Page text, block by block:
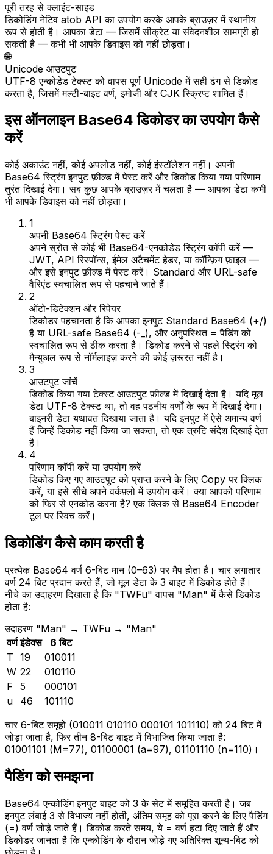
पूरी तरह से क्लाइंट-साइड
डिकोडिंग नेटिव atob API का उपयोग करके आपके ब्राउज़र में स्थानीय
रूप से होती है। आपका डेटा — जिसमें सीक्रेट या संवेदनशील सामग्री हो
सकती है — कभी भी आपके डिवाइस को नहीं छोड़ता।
🌐
Unicode आउटपुट
UTF-8 एन्कोडेड टेक्स्ट को वापस पूर्ण Unicode में सही ढंग से डिकोड
करता है, जिसमें मल्टी-बाइट वर्ण, इमोजी और CJK स्क्रिप्ट शामिल हैं।
इस ऑनलाइन Base64 डिकोडर का उपयोग कैसे
करें
कोई अकाउंट नहीं, कोई अपलोड नहीं, कोई इंस्टॉलेशन नहीं। अपनी
Base64 स्ट्रिंग इनपुट फ़ील्ड में पेस्ट करें और डिकोड किया गया परिणाम
तुरंत दिखाई देगा। सब कुछ आपके ब्राउज़र में चलता है — आपका डेटा कभी
भी आपके डिवाइस को नहीं छोड़ता।
1
अपनी Base64 स्ट्रिंग पेस्ट करें
अपने स्रोत से कोई भी Base64-एनकोडेड स्ट्रिंग कॉपी करें —
JWT, API रिस्पॉन्स, ईमेल अटैचमेंट हेडर, या कॉन्फ़िग फ़ाइल —
और इसे इनपुट फ़ील्ड में पेस्ट करें। Standard और URL-safe
वैरिएंट स्वचालित रूप से पहचाने जाते हैं।
2
ऑटो-डिटेक्शन और रिपेयर
डिकोडर पहचानता है कि आपका इनपुट Standard Base64 (+/)
है या URL-safe Base64 (-_), और अनुपस्थित = पैडिंग को
स्वचालित रूप से ठीक करता है। डिकोड करने से पहले स्ट्रिंग को
मैन्युअल रूप से नॉर्मलाइज़ करने की कोई ज़रूरत नहीं है।
3
आउटपुट जांचें
डिकोड किया गया टेक्स्ट आउटपुट फ़ील्ड में दिखाई देता है। यदि मूल
डेटा UTF-8 टेक्स्ट था, तो वह पठनीय वर्णों के रूप में दिखाई देगा।
बाइनरी डेटा यथावत दिखाया जाता है। यदि इनपुट में ऐसे अमान्य वर्ण
हैं जिन्हें डिकोड नहीं किया जा सकता, तो एक त्रुटि संदेश दिखाई देता
है।
4
परिणाम कॉपी करें या उपयोग करें
डिकोड किए गए आउटपुट को प्राप्त करने के लिए Copy पर क्लिक
करें, या इसे सीधे अपने वर्कफ़्लो में उपयोग करें। क्या आपको परिणाम
को फिर से एनकोड करना है? एक क्लिक से Base64 Encoder
टूल पर स्विच करें।
डिकोडिंग कैसे काम करती है
प्रत्येक Base64 वर्ण 6-बिट मान (0–63) पर मैप होता है। चार लगातार
वर्ण 24 बिट प्रदान करते हैं, जो मूल डेटा के 3 बाइट में डिकोड होते हैं।
नीचे का उदाहरण दिखाता है कि "TWFu" वापस "Man" में कैसे डिकोड
होता है:
उदाहरण "Man" → TWFu → "Man"
वर्ण इंडेक्स
6 बिट
T 19
010011
W 22
010110
F
5
000101
u
46
101110
चार 6-बिट समूहों (010011 010110 000101 101110) को 24 बिट में
जोड़ा जाता है, फिर तीन 8-बिट बाइट में विभाजित किया जाता है:
01001101 (M=77), 01100001 (a=97), 01101110 (n=110)।
पैडिंग को समझना
Base64 एन्कोडिंग इनपुट बाइट को 3 के सेट में समूहित करती है। जब
इनपुट लंबाई 3 से विभाज्य नहीं होती, अंतिम समूह को पूरा करने के लिए पैडिंग
(=) वर्ण जोड़े जाते हैं। डिकोड करते समय, ये = वर्ण हटा दिए जाते हैं और
डिकोडर जानता है कि एन्कोडिंग के दौरान जोड़े गए अतिरिक्त शून्य-बिट को